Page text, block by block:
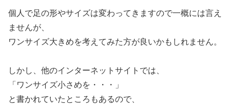
個人で足の形やサイズは変わってきますので一概には言え
ませんが、
ワンサイズ大きめを考えてみた方が良いかもしれません。
しかし、他のインターネットサイトでは、
「ワンサイズ小さめを・・・」
と書かれていたところもあるので、